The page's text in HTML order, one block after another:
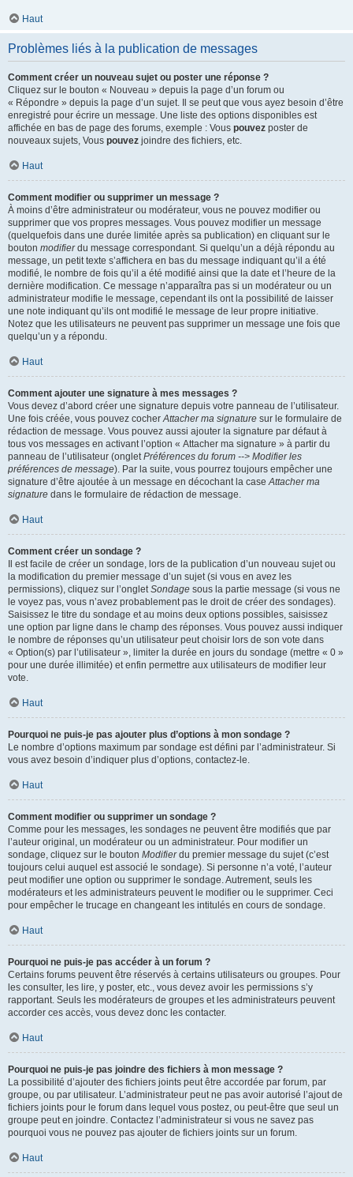
Haut
Problèmes liés à la publication de messages
Comment créer un nouveau sujet ou poster une réponse ?
Cliquez sur le bouton « Nouveau » depuis la page d’un forum ou
« Répondre » depuis la page d’un sujet. Il se peut que vous ayez besoin d’être
enregistré pour écrire un message. Une liste des options disponibles est
affichée en bas de page des forums, exemple : Vous pouvez poster de
nouveaux sujets, Vous pouvez joindre des fichiers, etc.
Haut
Comment modifier ou supprimer un message ?
À moins d’être administrateur ou modérateur, vous ne pouvez modifier ou
supprimer que vos propres messages. Vous pouvez modifier un message
(quelquefois dans une durée limitée après sa publication) en cliquant sur le
bouton modifierdu message correspondant. Si quelqu’un a déjà répondu au
message, un petit texte s’affichera en bas du message indiquant qu’il a été
modifié, le nombre de fois qu’il a été modifié ainsi que la date et l’heure de la
dernière modification. Ce message n’apparaîtra pas si un modérateur ou un
administrateur modifie le message, cependant ils ont la possibilité de laisser
une note indiquant qu’ils ont modifié le message de leur propre initiative.
Notez que les utilisateurs ne peuvent pas supprimer un message une fois que
quelqu’un y a répondu.
Haut
Comment ajouter une signature à mes messages ?
Vous devez d’abord créer une signature depuis votre panneau de l’utilisateur.
Une fois créée, vous pouvez cocherAttacher ma signature sur le formulaire de
rédaction de message. Vous pouvez aussi ajouter la signature par défaut à
tous vos messages en activant l’option « Attacher ma signature » à partir du
panneau de l’utilisateur (ongletPréférences du forum --> Modifier les
préférences de message). Par la suite, vous pourrez toujours empêcher une
signature d’être ajoutée à un message en décochant la caseAttacher ma
signature dans le formulaire de rédaction de message.
Haut
Comment créer un sondage ?
Il est facile de créer un sondage, lors de la publication d’un nouveau sujet ou
la modification du premier message d’un sujet (si vous en avez les
permissions), cliquez sur l’ongletSondage sous la partie message (si vous ne
le voyez pas, vous n’avez probablement pas le droit de créer des sondages).
Saisissez le titre du sondage et au moins deux options possibles, saisissez
une option par ligne dans le champ des réponses. Vous pouvez aussi indiquer
le nombre de réponses qu’un utilisateur peut choisir lors de son vote dans
« Option(s) par l’utilisateur », limiter la durée en jours du sondage (mettre « 0 »
pour une durée illimitée) et enfin permettre aux utilisateurs de modifier leur
vote.
Haut
Pourquoi ne puis-je pas ajouter plus d’options à mon sondage ?
Le nombre d’options maximum par sondage est défini par l’administrateur. Si
vous avez besoin d’indiquer plus d’options, contactez-le.
Haut
Comment modifier ou supprimer un sondage ?
Comme pour les messages, les sondages ne peuvent être modifiés que par
l’auteur original, un modérateur ou un administrateur. Pour modifier un
sondage, cliquez sur le bouton Modifierdu premier message du sujet (c’est
toujours celui auquel est associé le sondage). Si personne n’a voté, l’auteur
peut modifier une option ou supprimer le sondage. Autrement, seuls les
modérateurs et les administrateurs peuvent le modifier ou le supprimer. Ceci
pour empêcher le trucage en changeant les intitulés en cours de sondage.
Haut
Pourquoi ne puis-je pas accéder à un forum ?
Certains forums peuvent être réservés à certains utilisateurs ou groupes. Pour
les consulter, les lire, y poster, etc., vous devez avoir les permissions s’y
rapportant. Seuls les modérateurs de groupes et les administrateurs peuvent
accorder ces accès, vous devez donc les contacter.
Haut
Pourquoi ne puis-je pas joindre des fichiers à mon message ?
La possibilité d’ajouter des fichiers joints peut être accordée par forum, par
groupe, ou par utilisateur. L’administrateur peut ne pas avoir autorisé l’ajout de
fichiers joints pour le forum dans lequel vous postez, ou peut-être que seul un
groupe peut en joindre. Contactez l’administrateur si vous ne savez pas
pourquoi vous ne pouvez pas ajouter de fichiers joints sur un forum.
Haut